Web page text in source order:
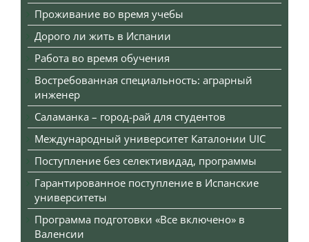
Проживание во время учебы
Дорого ли жить в Испании
Работа во время обучения
Востребованная специальность: аграрный
инженер
Саламанка – город-рай для студентов
Международный университет Каталонии UIC
Поступление без селективидад, программы
Гарантированное поступление в Испанские
университеты
Программа подготовки «Все включено» в
Валенсии